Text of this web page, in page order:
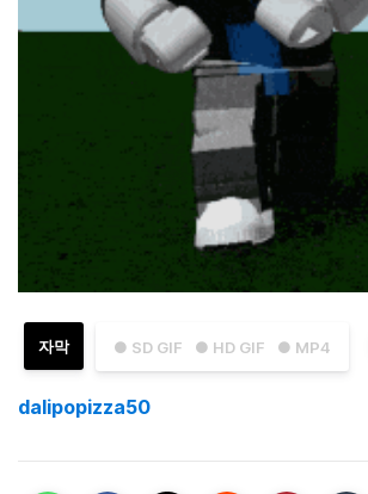
● SD GIF ● HD GIF ● MP4
자막
dalipopizza50